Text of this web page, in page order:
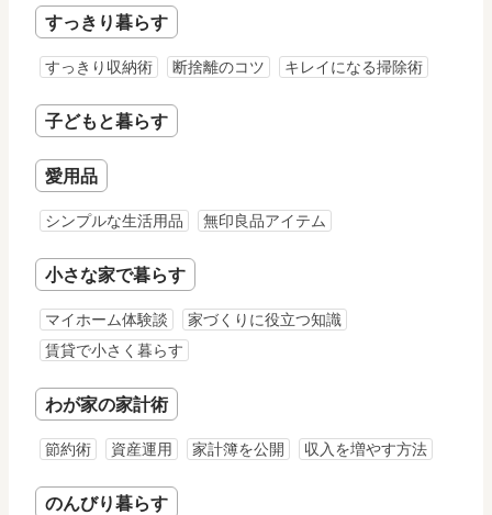
すっきり暮らす
すっきり収納術 断捨離のコツ キレイになる掃除術
子どもと暮らす
愛用品
シンプルな生活用品 無印良品アイテム
小さな家で暮らす
マイホーム体験談
家づくりに役立つ知識
賃貸で小さく暮らす
わが家の家計術
節約術 資産運用 家計簿を公開 収入を増やす方法
のんびり暮らす